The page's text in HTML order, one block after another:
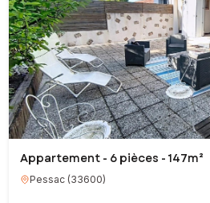
Appartement - 6 pièces - 147m²
Pessac(33600)